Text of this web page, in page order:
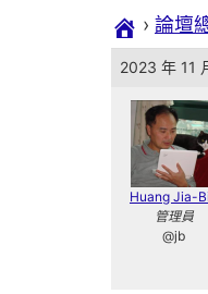
› 論壇
2023 年 11
Huang Jia-
管理員
@jb